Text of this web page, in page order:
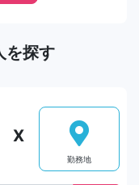
を探す
X
勤務地